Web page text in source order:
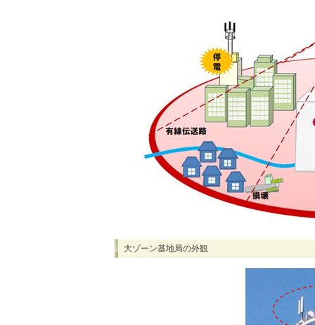
大ゾーン基地局の外観